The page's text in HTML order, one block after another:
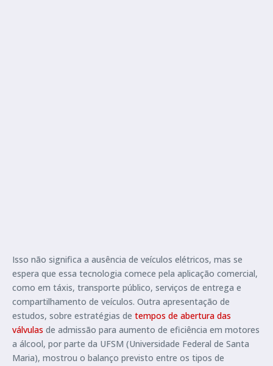
Isso não significa a ausência de veículos elétricos, mas se
espera que essa tecnologia comece pela aplicação comercial,
como em táxis, transporte público, serviços de entrega e
compartilhamento de veículos. Outra apresentação de
estudos, sobre estratégias de tempos de abertura das
válvulas de admissão para aumento de eficiência em motores
a álcool, por parte da UFSM (Universidade Federal de Santa
Maria), mostrou o balanço previsto entre os tipos de